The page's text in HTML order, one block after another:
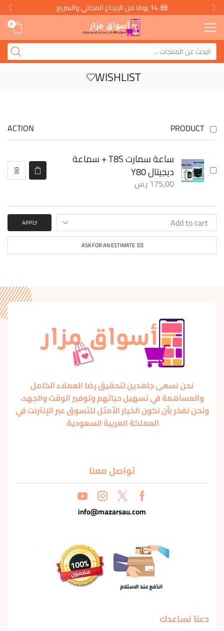
14 يومًا من الإرجاع المجاني والسريع
0
WISHLIST
PRODUCT
ACTION
ساعة سمارت T8S + سماعة
ديجيتال Y80
175,00 ر.س
APPLY
ASK FOR AN ESTIMATE
نحن نسعى جاهدين لتحقيق رضا العملاء الكامل
والمساهمة في تسهيل حياتهم وتوفير الوقت والجهد،
ونحن نفخر بأن نكون الخيار الأمثل للتسوق عبر الإنترنت في
المملكة العربية السعودية.
تواصل معنا
info@mazarsau.com
دعنا نساعدك